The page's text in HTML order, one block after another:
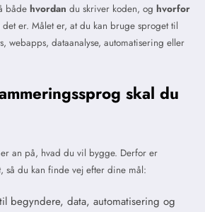
både hvordan du skriver koden, og hvorfor
er. Målet er, at du kan bruge sproget til
webapps, dataanalyse, automatisering eller
skal du
an på, hvad du vil bygge. Derfor er
så du kan finde vej efter dine mål:
begyndere, data, automatisering og